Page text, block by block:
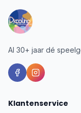
Al 30+ jaar dé
Klantenservice